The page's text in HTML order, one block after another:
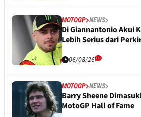
MOTOGP NEWS
Di Giannantonio Akui
Lebih Serius dari
06/08/26
MOTOGP NEWS
Barry Sheene
MotoGP Hall of Fame